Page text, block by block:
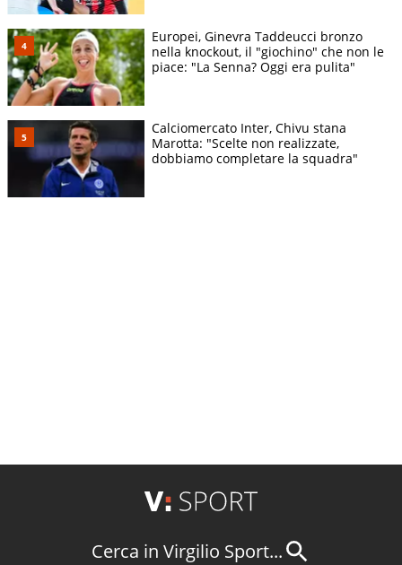
Europei, Ginevra Taddeucci bronzo
nella knockout, il "giochino" che non le
piace: "La Senna? Oggi era pulita"
Calciomercato Inter, Chivu stana
Marotta: "Scelte non realizzate,
dobbiamo completare la squadra"
Cerca in Virgilio Sport...